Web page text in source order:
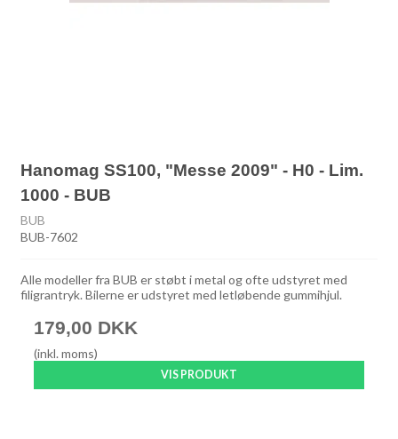
Hanomag SS100, "Messe 2009" - H0 - Lim.
1000 - BUB
BUB
BUB-7602
Alle modeller fra BUB er støbt i metal og ofte udstyret med
filigrantryk. Bilerne er udstyret med letløbende gummihjul.
179,00 DKK
(inkl. moms)
VIS PRODUKT